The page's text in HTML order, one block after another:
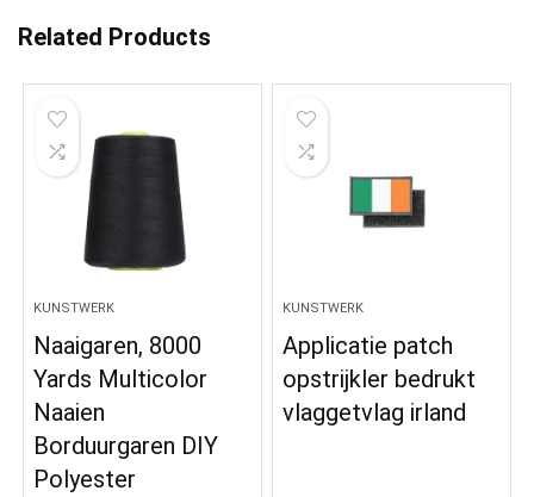
Related Products
KUNSTWERK
Naaigaren, 8000
Yards Multicolor
Naaien
Borduurgaren DIY
Polyester
KUNSTWERK
Applicatie patch
opstrijkler bedrukt
vlaggetvlag irland